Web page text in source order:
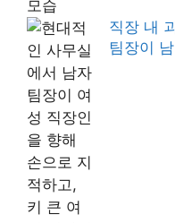
직장 내
팀장이